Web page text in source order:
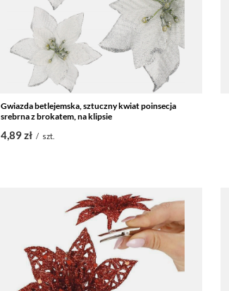
Gwiazda betlejemska, sztuczny kwiat poinsecja
srebrna z brokatem, na klipsie
4,89 zł / szt.